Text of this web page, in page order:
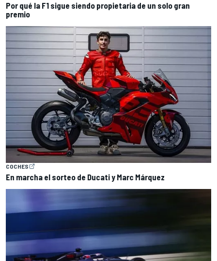
Por qué la F1 sigue siendo propietaria de un solo gran
premio
COCHES
En marcha el sorteo de Ducati y Marc Márquez